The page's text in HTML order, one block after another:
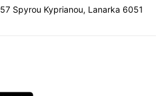
57 Spyrou Kyprianou, Lanarka 6051